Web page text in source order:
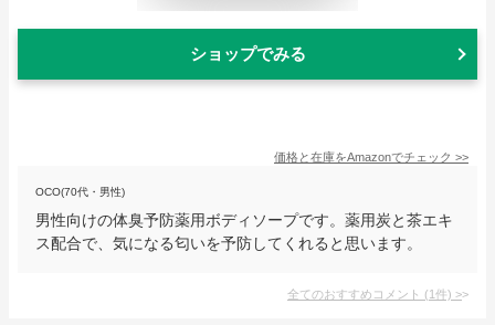
ショップでみる
価格と在庫をAmazonでチェック >>
OCO(70代・男性)
男性向けの体臭予防薬用ボディソープです。薬用炭と茶エキ
ス配合で、気になる匂いを予防してくれると思います。
全てのおすすめコメント (1件) >